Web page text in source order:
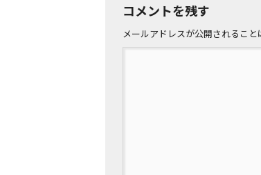
コメントを残す
メールアドレスが公開されること